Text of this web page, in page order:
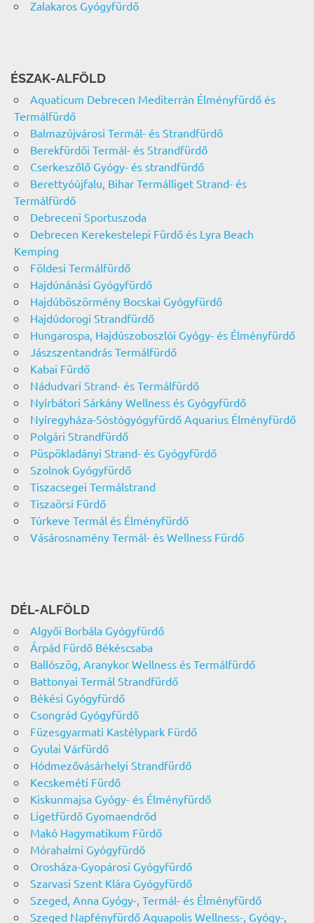
Zalakaros Gyógyfürdő
ÉSZAK-ALFÖLD
Aquaticum Debrecen Mediterrán Élményfürdő és
Termálfürdő
Balmazújvárosi Termál- és Strandfürdő
Berekfürdői Termál- és Strandfürdő
Cserkeszőlő Gyógy- és strandfürdő
Berettyóújfalu, Bihar Termálliget Strand- és
Termálfürdő
Debreceni Sportuszoda
Debrecen Kerekestelepi Fürdő és Lyra Beach
Kemping
Földesi Termálfürdő
Hajdúnánási Gyógyfürdő
Hajdúböszörmény Bocskai Gyógyfürdő
Hajdúdorogi Strandfürdő
Hungarospa, Hajdúszoboszlói Gyógy- és Élményfürdő
Jászszentandrás Termálfürdő
Kabai Fürdő
Nádudvari Strand- és Termálfürdő
Nyírbátori Sárkány Wellness és Gyógyfürdő
Nyíregyháza-Sóstógyógyfürdő Aquarius Élményfürdő
Polgári Strandfürdő
Püspökladányi Strand- és Gyógyfürdő
Szolnok Gyógyfürdő
Tiszacsegei Termálstrand
Tiszaörsi Fürdő
Túrkeve Termál és Élményfürdő
Vásárosnamény Termál- és Wellness Fürdő
DÉL-ALFÖLD
Algyői Borbála Gyógyfürdő
Árpád Fürdő Békéscsaba
Ballószög, Aranykor Wellness és Termálfürdő
Battonyai Termál Strandfürdő
Békési Gyógyfürdő
Csongrád Gyógyfürdő
Füzesgyarmati Kastélypark Fürdő
Gyulai Várfürdő
Hódmezővásárhelyi Strandfürdő
Kecskeméti Fürdő
Kiskunmajsa Gyógy- és Élményfürdő
Ligetfürdő Gyomaendrőd
Makó Hagymatikum Fürdő
Mórahalmi Gyógyfürdő
Orosháza-Gyopárosi Gyógyfürdő
Szarvasi Szent Klára Gyógyfürdő
Szeged, Anna Gyógy-, Termál- és Élményfürdő
Szeged Napfényfürdő Aquapolis Wellness-, Gyógy-,